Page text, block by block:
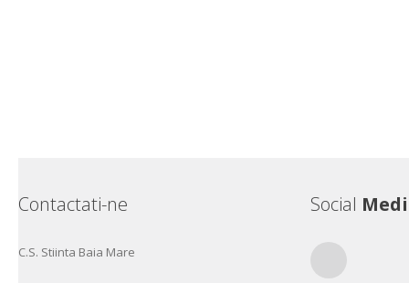
Contactati-ne
C.S. Stiinta Baia Mare
Social